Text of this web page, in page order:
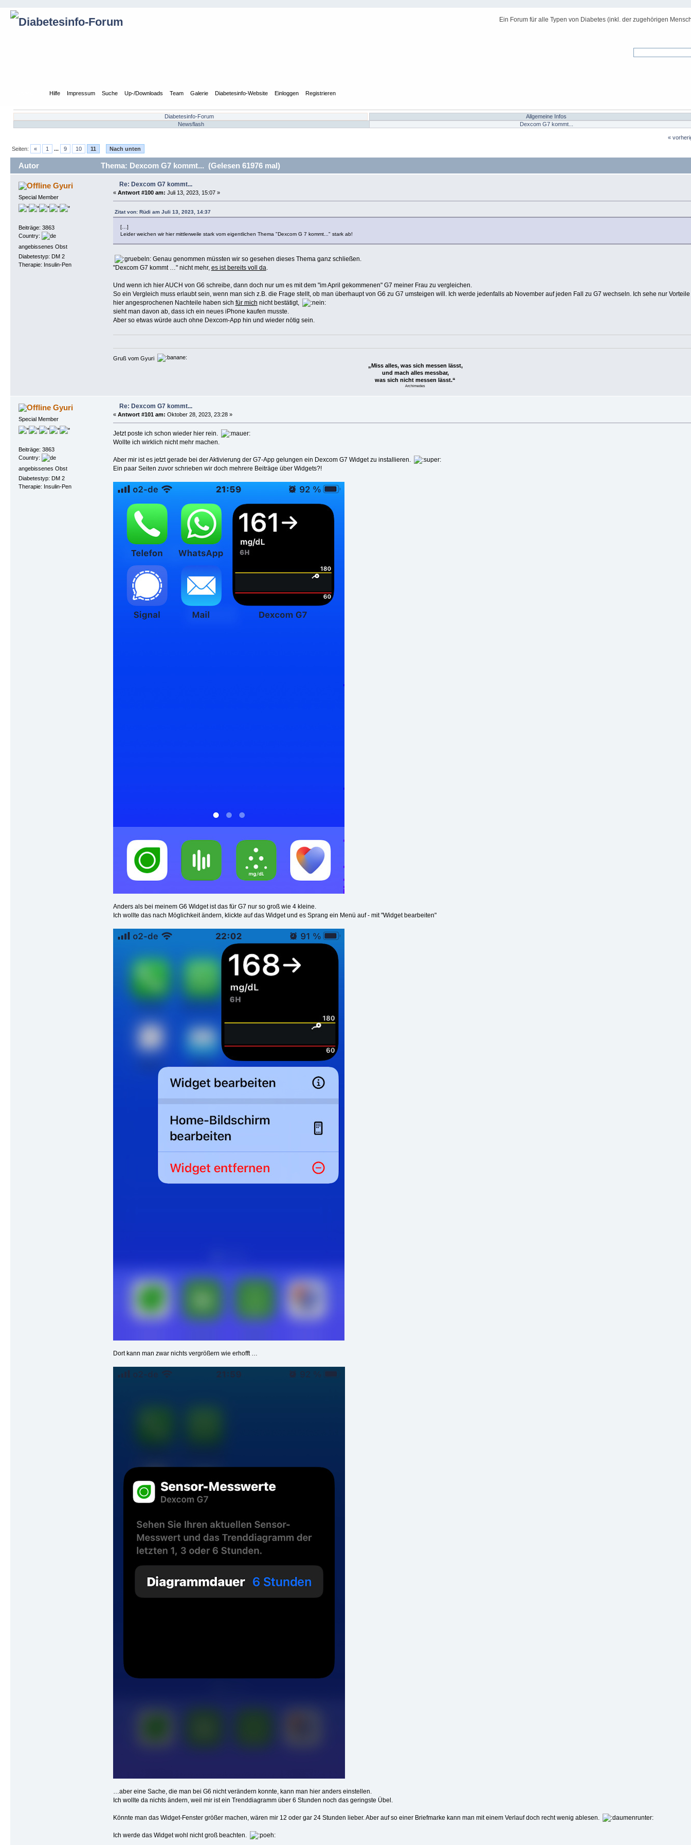
Ein Forum für alle Typen von Diabetes (inkl. der zugehörigen
Hilfe Impressum Suche Up-/Downloads Team Galerie Diabetesinfo-Website Einloggen Registrieren
Diabetesinfo-Forum
Allgemeine Infos
Newsflash
Dexcom G7 kommt...
«
Seiten:
« 1 ... 9 10 11 Nach unten
Autor Thema: Dexcom G7 kommt... (Gelesen 61976 mal)
Gyuri
Special Member
Beiträge: 3863
Country:
angebissenes Obst
Diabetestyp: DM 2
Therapie: Insulin-Pen
Re: Dexcom G7 kommt...
« Antwort #100 am: Juli 13, 2023, 15:07 »
Zitat von: Rüdi am Juli 13, 2023, 14:37
[…]
Leider weichen wir hier mittlerweile stark vom eigentlichen Thema "Dexcom G 7 kommt..." stark ab!
Genau genommen müssten wir so gesehen dieses Thema ganz schließen.
"Dexcom G7 kommt …" nicht mehr, es ist bereits voll da.
Und wenn ich hier AUCH von G6 schreibe, dann doch nur um es mit dem "im April gekommenen" G7 meiner Frau zu vergleichen.
So ein Vergleich muss erlaubt sein, wenn man sich z.B. die Frage stellt, ob man überhaupt von G6 zu G7 umsteigen will. Ich werde jedenfalls ab November auf jeden Fall zu G7 wechseln. Ich sehe nur
hier angesprochenen Nachteile haben sich für mich nicht bestätigt,
sieht man davon ab, dass ich ein neues iPhone kaufen musste.
Aber so etwas würde auch ohne Dexcom-App hin und wieder nötig sein.
Gruß vom Gyuri
„Miss alles, was sich messen lässt,
und mach alles messbar,
was sich nicht messen lässt.“
Archimedes
Gyuri
Special Member
Beiträge: 3863
Country:
angebissenes Obst
Diabetestyp: DM 2
Therapie: Insulin-Pen
Re: Dexcom G7 kommt...
« Antwort #101 am: Oktober 28, 2023, 23:28 »
Jetzt poste ich schon wieder hier rein.
Wollte ich wirklich nicht mehr machen.
Aber mir ist es jetzt gerade bei der Aktivierung der G7-App gelungen ein Dexcom G7 Widget zu installieren.
Ein paar Seiten zuvor schrieben wir doch mehrere Beiträge über Widgets?!
Anders als bei meinem G6 Widget ist das für G7 nur so groß wie 4 kleine.
Ich wollte das nach Möglichkeit ändern, klickte auf das Widget und es Sprang ein Menü auf - mit "Widget bearbeiten"
Dort kann man zwar nichts vergrößern wie erhofft …
…aber eine Sache, die man bei G6 nicht verändern konnte, kann man hier anders einstellen.
Ich wollte da nichts ändern, weil mir ist ein Trenddiagramm über 6 Stunden noch das geringste Übel.
Könnte man das Widget-Fenster größer machen, wären mir 12 oder gar 24 Stunden lieber. Aber auf so einer Briefmarke kann man mit einem Verlauf doch recht wenig ablesen.
Ich werde das Widget wohl nicht groß beachten.